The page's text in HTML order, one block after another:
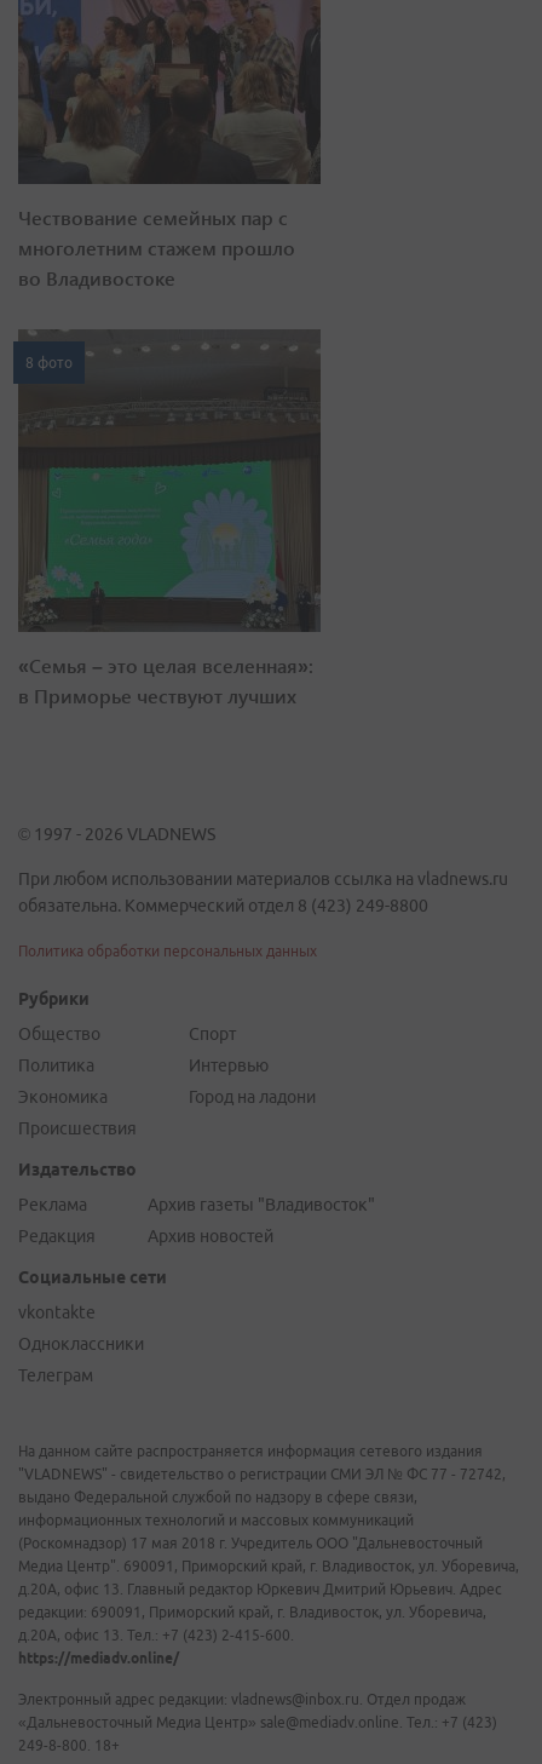
Чествование семейных пар с
многолетним стажем прошло
во Владивостоке
8 фото
«Семья – это целая вселенная»:
в Приморье чествуют лучших
© 1997 - 2026 VLADNEWS
При любом использовании материалов ссылка на vladnews.ru
обязательна. Коммерческий отдел 8 (423) 249-8800
Политика обработки персональных данных
Рубрики
Общество
Политика
Экономика
Происшествия
Спорт
Интервью
Город на ладони
Издательство
Реклама
Редакция
Архив газеты "Владивосток"
Архив новостей
Социальные сети
vkontakte
Одноклассники
Телеграм
На данном сайте распространяется информация сетевого издания
"VLADNEWS" - свидетельство о регистрации СМИ ЭЛ № ФС 77 - 72742,
выдано Федеральной службой по надзору в сфере связи,
информационных технологий и массовых коммуникаций
(Роскомнадзор) 17 мая 2018 г. Учредитель ООО "Дальневосточный
Медиа Центр". 690091, Приморский край, г. Владивосток, ул. Уборевича,
д.20А, офис 13. Главный редактор Юркевич Дмитрий Юрьевич. Адрес
редакции: 690091, Приморский край, г. Владивосток, ул. Уборевича,
д.20А, офис 13. Тел.: +7 (423) 2-415-600.
https://mediadv.online/
Электронный адрес редакции: vladnews@inbox.ru. Отдел продаж
«Дальневосточный Медиа Центр» sale@mediadv.online. Тел.: +7 (423)
249-8-800. 18+